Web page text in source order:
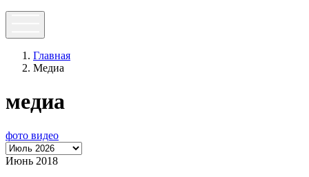
Главная
Медиа
медиа
фото видео
Июнь 2018